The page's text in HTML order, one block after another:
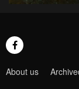
About us